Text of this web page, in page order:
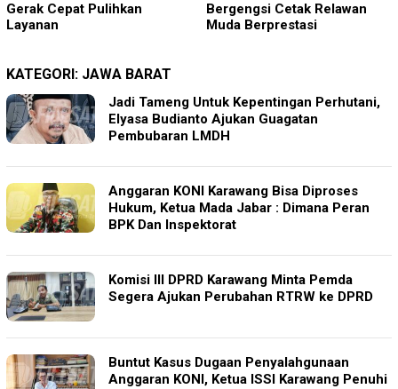
Bergengsi Cetak Relawan
Muda Berprestasi
Salahgunakan Ijin Tinggal
KATEGORI: JAWA BARAT
Jadi Tameng Untuk Kepentingan Perhutani,
Elyasa Budianto Ajukan Guagatan
Pembubaran LMDH
Anggaran KONI Karawang Bisa Diproses
Hukum, Ketua Mada Jabar : Dimana Peran
BPK Dan Inspektorat
Komisi III DPRD Karawang Minta Pemda
Segera Ajukan Perubahan RTRW ke DPRD
Buntut Kasus Dugaan Penyalahgunaan
Anggaran KONI, Ketua ISSI Karawang Penuhi